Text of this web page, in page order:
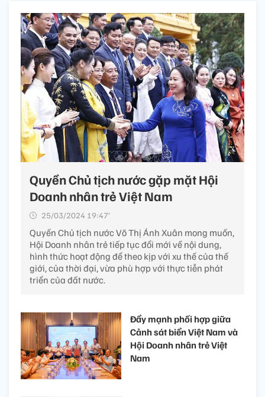
Quyền Chủ tịch nước gặp mặt Hội
Doanh nhân trẻ Việt Nam
25/03/2024 19:47’
Quyền Chủ tịch nước Võ Thị Ánh Xuân mong muốn,
Hội Doanh nhân trẻ tiếp tục đổi mới về nội dung,
hình thức hoạt động để theo kịp với xu thế của thế
giới, của thời đại, vừa phù hợp với thực tiễn phát
triển của đất nước.
Đẩy mạnh phối hợp giữa
Cảnh sát biển Việt Nam và
Hội Doanh nhân trẻ Việt
Nam